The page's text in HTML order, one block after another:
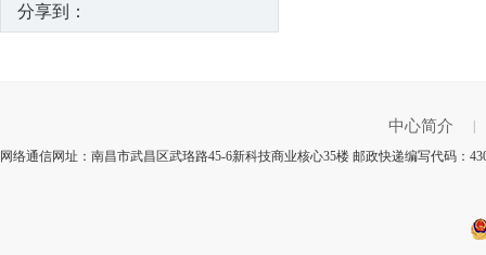
分享到：
中心简介
网络通信网址：南昌市武昌区武珞路45-6新科技商业核心35楼 邮政快递编写代码：